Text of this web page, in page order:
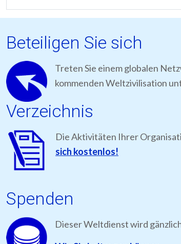
Beteiligen Sie sich
Treten Sie einem globalen
kommenden Weltzivilisation
Verzeichnis
Die Aktivitäten Ihrer
sich kostenlos!
Spenden
Dieser Weltdienst wird